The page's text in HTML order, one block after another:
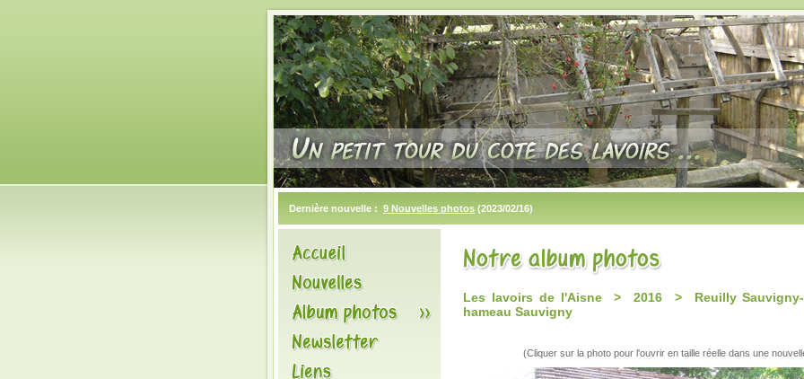
Dernière nouvelle : 9 Nouvelles photos (2023/02/16)
Les lavoirs de l'Aisne > 2016 > Reuilly
hameau Sauvigny
(Cliquer sur la photo pour l'ouvrir en taille réelle dans une